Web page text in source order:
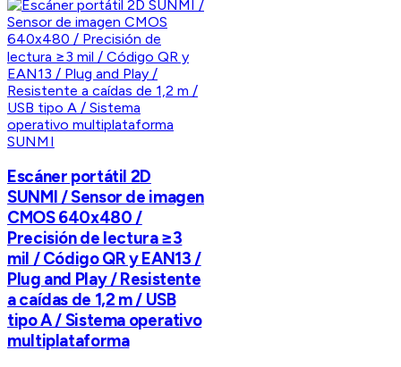
SUNMI
Escáner portátil 2D
SUNMI / Sensor de imagen
CMOS 640x480 /
Precisión de lectura ≥3
mil / Código QR y EAN13 /
Plug and Play / Resistente
a caídas de 1,2 m / USB
tipo A / Sistema operativo
multiplataforma